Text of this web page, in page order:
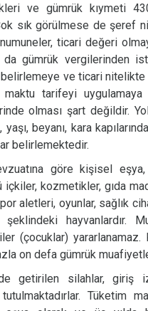
ve gümrük kıymeti
sık görülmese de şeref
numuneler, ticari değeri
gümrük vergilerinden
belirlemeye ve ticari
tarifeyi uygulamaya
olması şart değildir.
beyanı, kara
belirlemektedir.
göre kişisel
içkiler, kozmetikler, gıda
aletleri, oyunlar, sağlık
şeklindeki hayvanlardır.
(çocuklar) yararlanamaz.
on defa gümrük
getirilen silahlar, giriş
Tüketim